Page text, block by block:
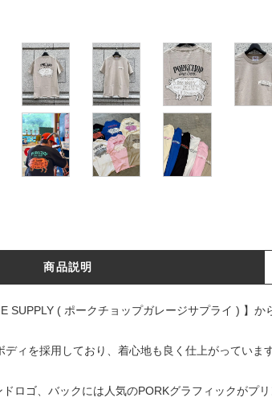
商品説明
SUPPLY ( ポークチョップガレージサプライ ) 】
ィを採用しており、着心地も良く仕上がっています
ロゴ、バックには人気のPORKグラフィックがプリ